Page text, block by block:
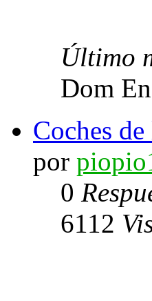
Último
Dom
Coches
por
0
6112